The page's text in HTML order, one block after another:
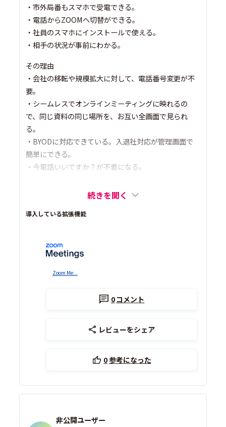
・市外局番もスマホで受電できる。
・電話からZOOMへ切替ができる。
・社員のスマホにインストールで使える。
・相手の状況が事前にわかる。
その理由
・会社の移転や規模拡大に対して、電話番号変更が不
要。
・シームレスでオンラインミーティングに映れるの
で、同じ資料の同じ場所を、お互い全画面で見られ
る。
・BYODに対応できている。入退社対応が管理画面で
簡単にできる。
・今電話いいですか？が不要になる。
続きを開く
導入している拡張機能
Zoom Me...
0コメント
レビューをシェア
0参考になった
非公開ユーザー